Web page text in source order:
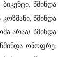
წმინდა
კოზმანი, წმინდა
არაა), წმინდა
ონოფრე.